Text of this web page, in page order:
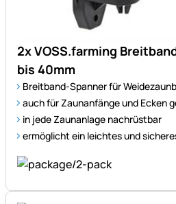
2x VOSS.farming
bis 40mm
Breitband-Spanner für
auch für Zaunanfänge und Ecken
in jede Zaunanlage nachrüstbar
ermöglicht ein leichtes und